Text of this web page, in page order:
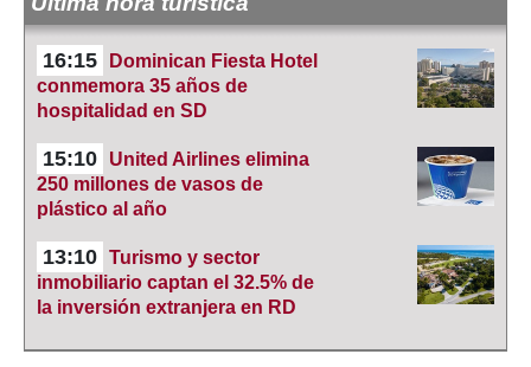
16:15
Dominican Fiesta Hotel
conmemora 35 años de
hospitalidad en SD
15:10
United Airlines elimina
250 millones de vasos de
plástico al año
13:10 Turismo y sector
inmobiliario captan el 32.5% de
la inversión extranjera en RD